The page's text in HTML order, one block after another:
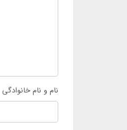
نام و نام خانوادگی